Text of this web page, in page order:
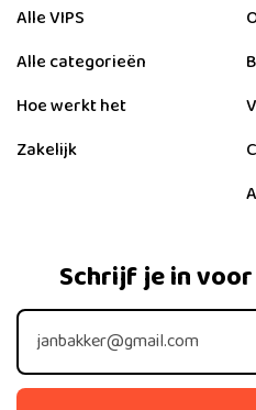
Alle VIPS
Alle categorieën
Hoe werkt het
Zakelijk
Schrijf je in